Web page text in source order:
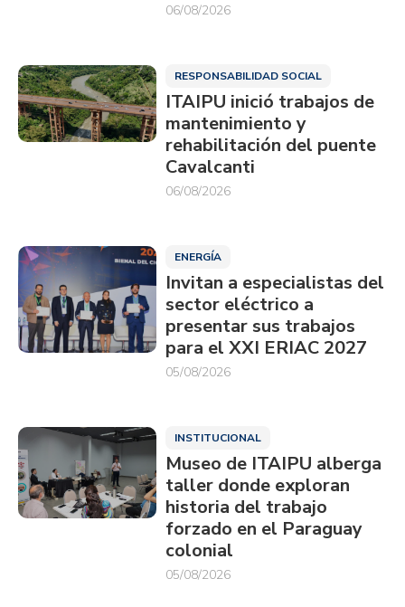
06/08/2026
RESPONSABILIDAD SOCIAL
ITAIPU inició trabajos de
mantenimiento y
rehabilitación del puente
Cavalcanti
06/08/2026
ENERGÍA
Invitan a especialistas del
sector eléctrico a
presentar sus trabajos
para el XXI ERIAC 2027
05/08/2026
INSTITUCIONAL
Museo de ITAIPU alberga
taller donde exploran
historia del trabajo
forzado en el Paraguay
colonial
05/08/2026